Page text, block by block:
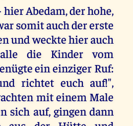
hier Abedam, der hohe,
somit auch der erste
und weckte hier auch
die Kinder vom
ein einziger Ruf:
richtet euch auf!",
mit einem Male
sich auf, gingen dann